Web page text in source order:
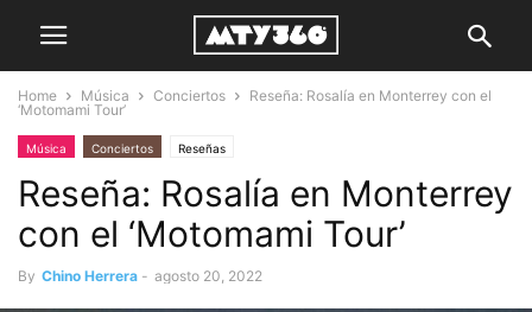
Home Música Conciertos
Reseña: Rosalía en Monterrey con el
‘Motomami Tour’
Música Conciertos Reseñas
Reseña: Rosalía en Monterrey
con el ‘Motomami Tour’
By Chino Herrera - agosto 20, 2022